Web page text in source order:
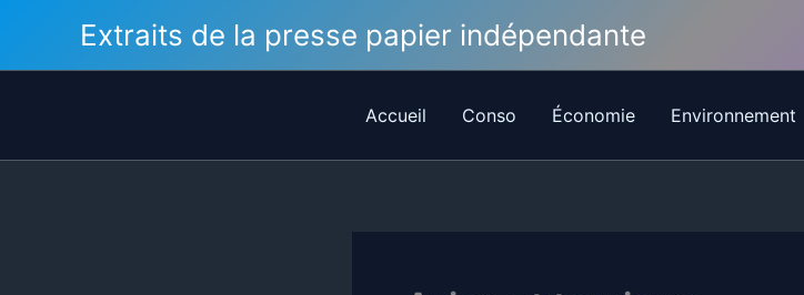
contenu
Extraits de la presse papier indépendante
Accueil Conso Économie Environnement